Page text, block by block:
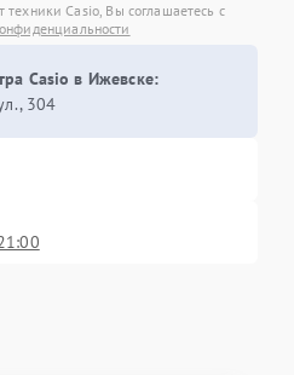
техники Casio, Вы соглашаетесь с
Casio в Ижевске:
304